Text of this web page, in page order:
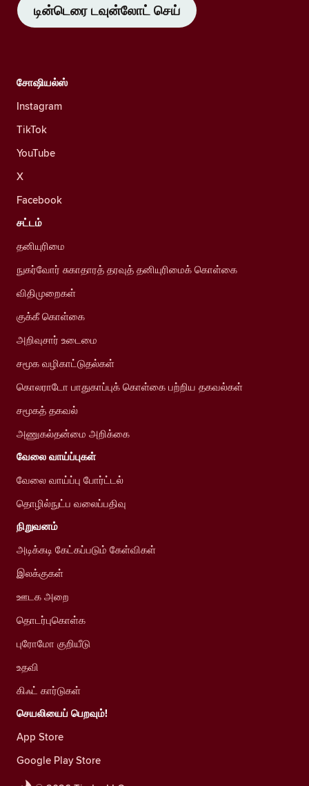
டின்டெரை டவுன்லோட் செய்
சோஷியல்ஸ்
Instagram
TikTok
YouTube
X
Facebook
சட்டம்
தனியுரிமை
நுகர்வோர் சுகாதாரத் தரவுத் தனியுரிமைக் கொள்கை
விதிமுறைகள்
குக்கீ கொள்கை
அறிவுசார் உடைமை
சமூக வழிகாட்டுதல்கள்
கொலராடோ பாதுகாப்புக் கொள்கை பற்றிய தகவல்கள்
சமூகத் தகவல்
அணுகல்தன்மை அறிக்கை
வேலை வாய்ப்புகள்
வேலை வாய்ப்பு போர்ட்டல்
தொழில்நுட்ப வலைப்பதிவு
நிறுவனம்
அடிக்கடி கேட்கப்படும் கேள்விகள்
இலக்குகள்
ஊடக அறை
தொடர்புகொள்க
புரோமோ குறியீடு
உதவி
கிஃட் கார்டுகள்
செயலியைப் பெறவும்!
App Store
Google Play Store